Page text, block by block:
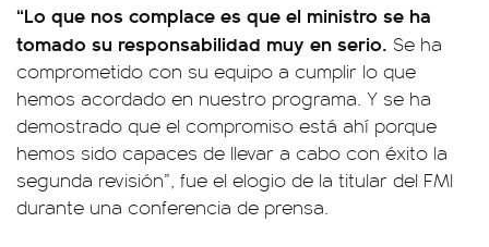
“Lo que nos complace es que el ministro se ha
tomado su responsabilidad muy en serio. Se ha
comprometido con su equipo a cumplir lo que
hemos acordado en nuestro programa. Y se ha
demostrado que el compromiso está ahí porque
hemos sido capaces de llevar a cabo con éxito la
segunda revisión”, fue el elogio de la titular del FMI
durante una conferencia de prensa.